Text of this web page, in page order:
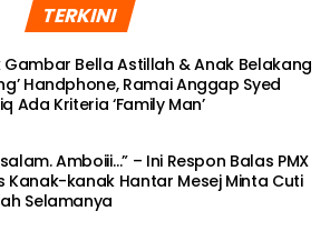
TERKINI
Gambar Bella Astillah & Anak Belakang
Handphone, Ramai Anggap Syed
Ada Kriteria ‘Family Man’
Amboiii…” – Ini Respon Balas PMX
Kanak-kanak Hantar Mesej Minta Cuti
Selamanya